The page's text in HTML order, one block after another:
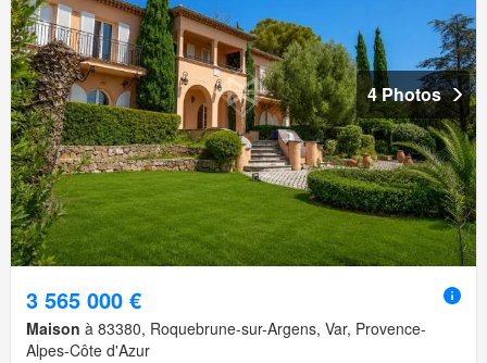
4 Photos
3 565 000 €
Maison à 83380, Roquebrune-sur-Argens, Var, Provence-
Alpes-Côte d'Azur